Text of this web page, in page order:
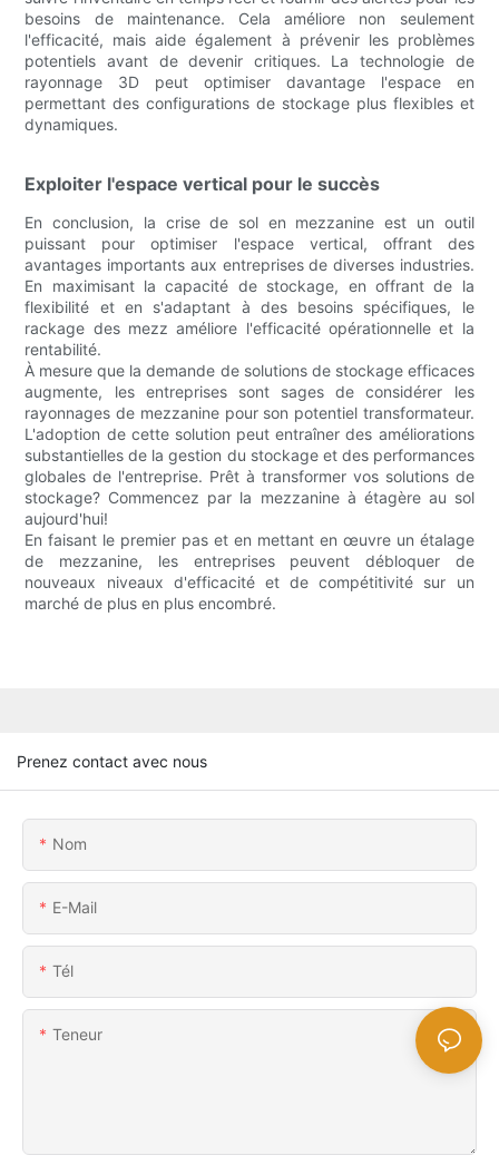
besoins de maintenance. Cela améliore non seulement
l'efficacité, mais aide également à prévenir les problèmes
potentiels avant de devenir critiques. La technologie de
rayonnage 3D peut optimiser davantage l'espace en
permettant des configurations de stockage plus flexibles et
dynamiques.
Exploiter l'espace vertical pour le succès
En conclusion, la crise de sol en mezzanine est un outil
puissant pour optimiser l'espace vertical, offrant des
avantages importants aux entreprises de diverses industries.
En maximisant la capacité de stockage, en offrant de la
flexibilité et en s'adaptant à des besoins spécifiques, le
rackage des mezz améliore l'efficacité opérationnelle et la
rentabilité.
À mesure que la demande de solutions de stockage efficaces
augmente, les entreprises sont sages de considérer les
rayonnages de mezzanine pour son potentiel transformateur.
L'adoption de cette solution peut entraîner des améliorations
substantielles de la gestion du stockage et des performances
globales de l'entreprise. Prêt à transformer vos solutions de
stockage? Commencez par la mezzanine à étagère au sol
aujourd'hui!
En faisant le premier pas et en mettant en œuvre un étalage
de mezzanine, les entreprises peuvent débloquer de
nouveaux niveaux d'efficacité et de compétitivité sur un
marché de plus en plus encombré.
Prenez contact avec nous
Nom
E-Mail
Tél
Teneur